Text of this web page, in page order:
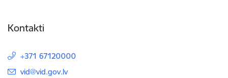
Kontakti
+371 67120000
E-pasts:
vid@vid.gov.lv